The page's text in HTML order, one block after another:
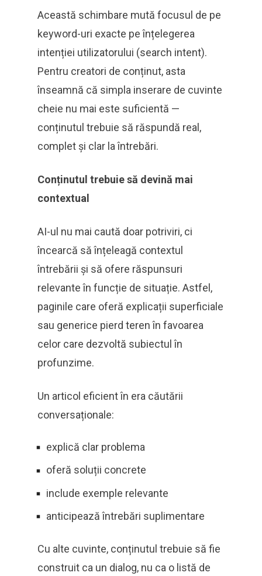
Această schimbare mută focusul de pe
keyword-uri exacte pe înțelegerea
intenției utilizatorului (search intent).
Pentru creatori de conținut, asta
înseamnă că simpla inserare de cuvinte
cheie nu mai este suficientă —
conținutul trebuie să răspundă real,
complet și clar la întrebări.
Conținutul trebuie să devină mai
contextual
AI-ul nu mai caută doar potriviri, ci
încearcă să înțeleagă contextul
întrebării și să ofere răspunsuri
relevante în funcție de situație. Astfel,
paginile care oferă explicații superficiale
sau generice pierd teren în favoarea
celor care dezvoltă subiectul în
profunzime.
Un articol eficient în era căutării
conversaționale:
explică clar problema
oferă soluții concrete
include exemple relevante
anticipează întrebări suplimentare
Cu alte cuvinte, conținutul trebuie să fie
construit ca un dialog, nu ca o listă de